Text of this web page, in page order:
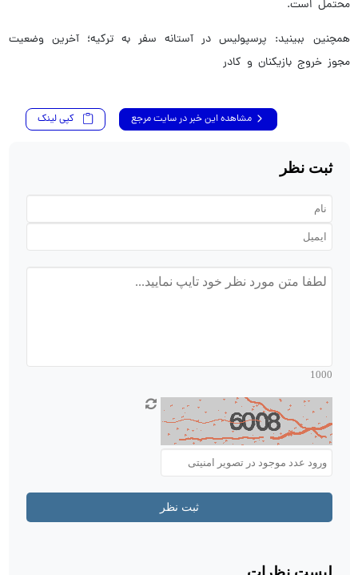
محتمل است.
همچنین ببینید: پرسپولیس در آستانه سفر به ترکیه؛ آخرین وضعیت
مجوز خروج بازیکنان و کادر
مشاهده این خبر در سایت مرجع کپی لینک